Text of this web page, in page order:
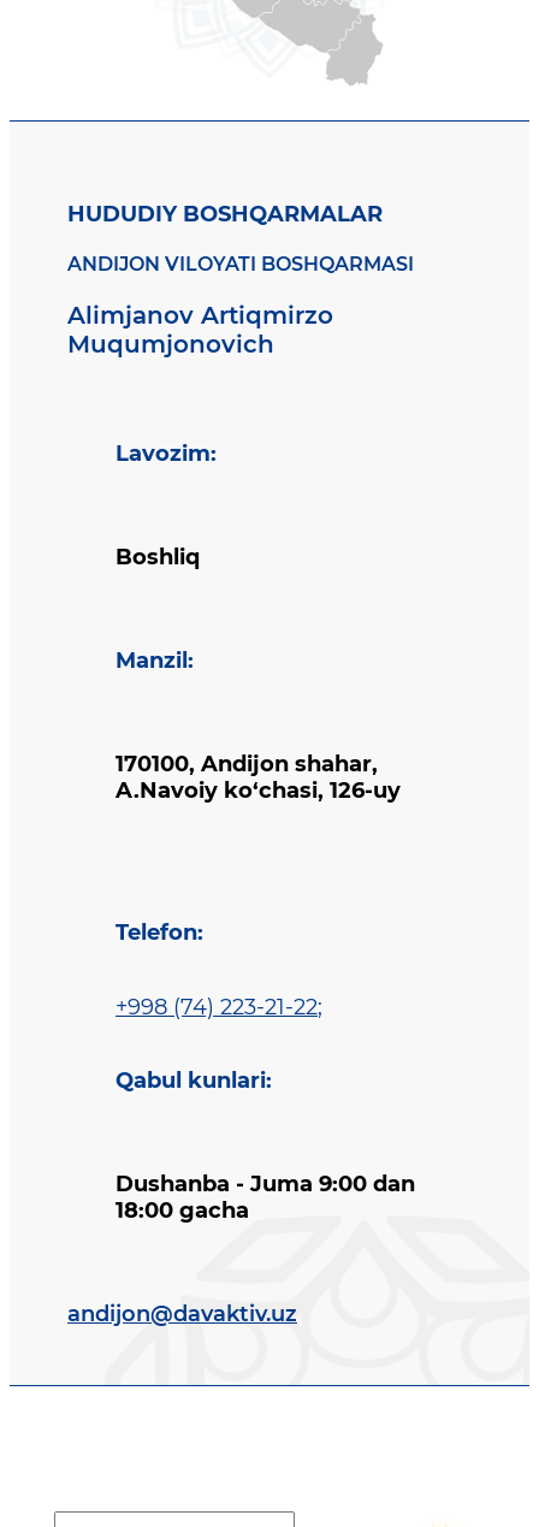
HUDUDIY BOSHQARMALAR
ANDIJON VILOYATI BOSHQARMASI
Alimjanov Artiqmirzo
Muqumjonovich
Lavozim:
Boshliq
Manzil :
170100, Andijon shahar,
A.Navoiy ko‘chasi, 126-uy
Telefon:
+998 (74) 223-21-22;
Qabul kunlari:
Dushanba - Juma 9:00 dan
18:00 gacha
andijon@davaktiv.uz